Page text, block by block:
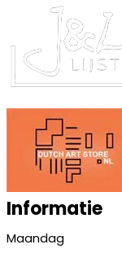
Informatie
Maandag